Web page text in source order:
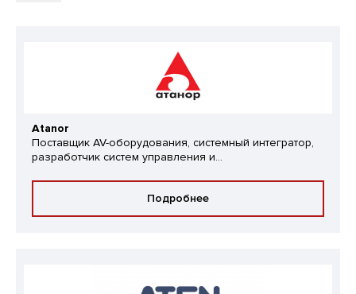
Atanor
Поставщик AV-оборудования, системный интегратор,
разработчик систем управления и...
Подробнее